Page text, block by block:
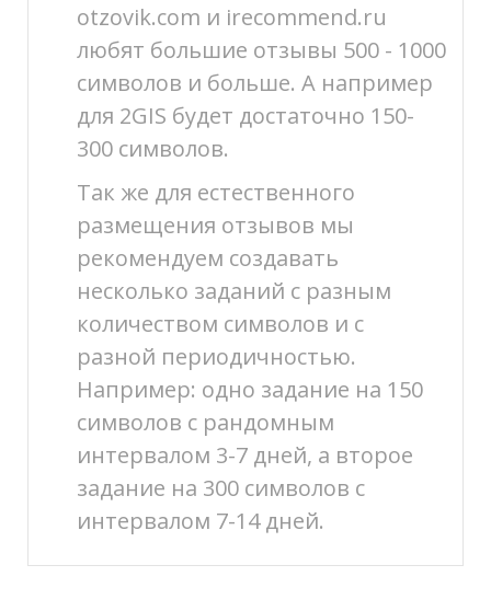
otzovik.com и irecommend.ru
любят большие отзывы 500 - 1000
символов и больше. А например
для 2GIS будет достаточно 150-
300 символов.
Так же для естественного
размещения отзывов мы
рекомендуем создавать
несколько заданий с разным
количеством символов и с
разной периодичностью.
Например: одно задание на 150
символов с рандомным
интервалом 3-7 дней, а второе
задание на 300 символов с
интервалом 7-14 дней.